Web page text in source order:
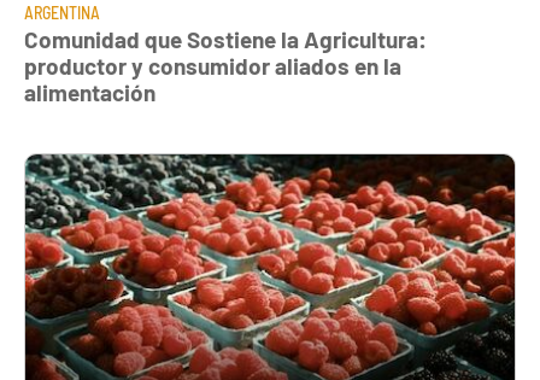
ARGENTINA
Comunidad que Sostiene la Agricultura:
productor y consumidor aliados en la
alimentación